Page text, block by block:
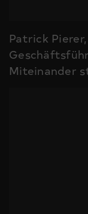
Patrick
Miteinander